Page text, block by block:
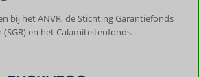
bij het ANVR, de Stichting Garantiefonds
(SGR) en het Calamiteitenfonds.